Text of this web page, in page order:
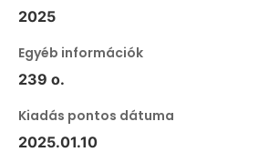
2025
Egyéb információk
239 o.
Kiadás pontos dátuma
2025.01.10